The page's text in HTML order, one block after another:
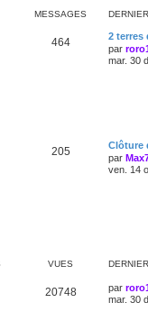
MESSAGES
464
2 terres
par
mar. 30
205
Clôture
par
ven. 14
VUES
20748 par
mar. 30